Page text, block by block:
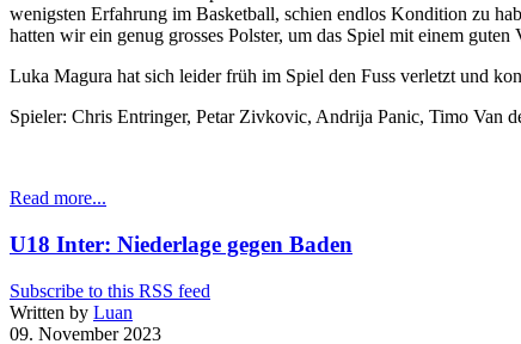
wenigsten Erfahrung im Basketball, schien endlos Kondition zu
hatten wir ein genug grosses Polster, um das Spiel mit einem guten
Luka Magura hat sich leider früh im Spiel den Fuss verletzt und
Spieler: Chris Entringer, Petar Zivkovic, Andrija Panic, Timo Van
Read more...
U18 Inter: Niederlage gegen Baden
Subscribe to this RSS feed
Written by Luan
09. November 2023